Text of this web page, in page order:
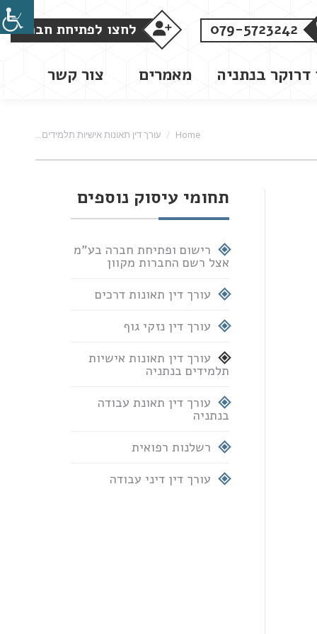
דרוקר בנתניה מאמרים צור קשר
079-5723242 לחצו לפתיחת חברה
You are here:
Home עורך דין תאונות אישיות תלמידים…
תחומי עיסוק נוספים
רישום ופתיחת חברה בע"מ
אצל רשם החברות מקוון
עורך דין תאונות דרכים
עורך דין נזקי גוף
עורך דין תאונות אישיות
תלמידים בנתניה
עורך דין תאונת עבודה
בנתניה
רשלנות רפואית
עורך דין דיני עבודה